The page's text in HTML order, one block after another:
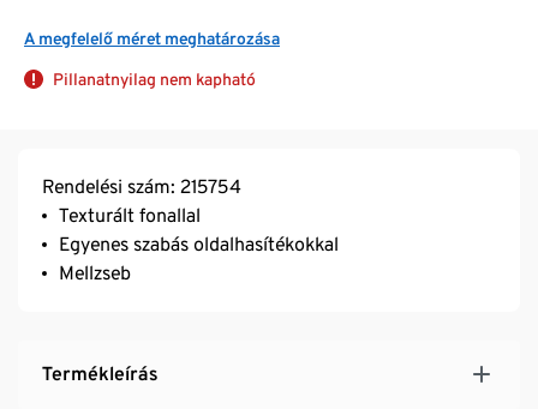
A megfelelő méret meghatározása
Pillanatnyilag nem kapható
Rendelési szám: 215754
Texturált fonallal
Egyenes szabás oldalhasítékokkal
Mellzseb
Termékleírás